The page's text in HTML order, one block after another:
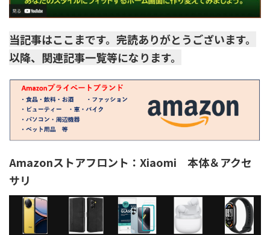
当記事はここまです。完読ありがとうございます。
以降、関連記事一覧等になります。
Amazonストアフロント：Xiaomi 本体＆アクセ
サリ